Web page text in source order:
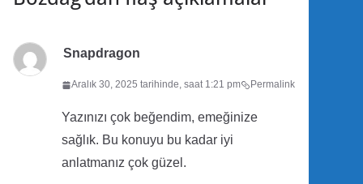
Snapdragon
Aralık 30, 2025 tarihinde, saat 1:21 pm Permalink
Yazınızı çok beğendim, emeğinize
sağlık. Bu konuyu bu kadar iyi
anlatmanız çok güzel.